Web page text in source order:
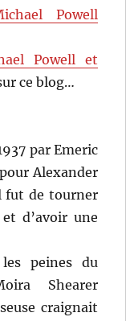
Powell
Powell et
ce blog…
par Emeric
Alexander
fut de tourner
d’avoir une
peines du
Shearer
craignait